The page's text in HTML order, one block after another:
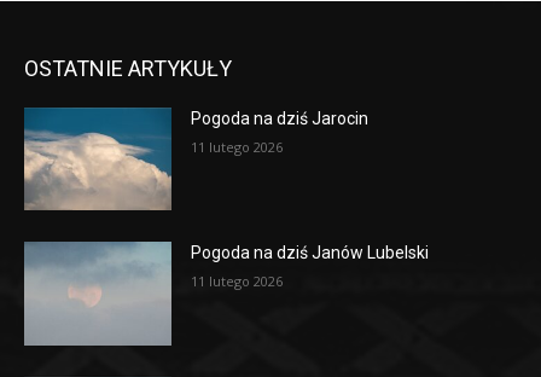
OSTATNIE ARTYKUŁY
Pogoda na dziś Jarocin
11 lutego 2026
Pogoda na dziś Janów Lubelski
11 lutego 2026